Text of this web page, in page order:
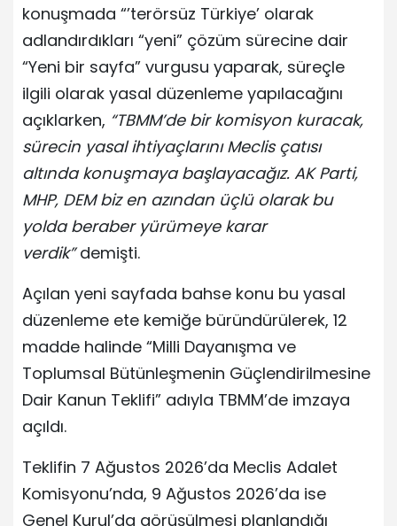
konuşmada “’terörsüz Türkiye’ olarak
adlandırdıkları “yeni” çözüm sürecine dair
“Yeni bir sayfa” vurgusu yaparak, süreçle
ilgili olarak yasal düzenleme yapılacağını
açıklarken, “TBMM’de bir komisyon kuracak,
sürecin yasal ihtiyaçlarını Meclis çatısı
altında konuşmaya başlayacağız. AK Parti,
MHP, DEM biz en azından üçlü olarak bu
yolda beraber yürümeye karar
verdik”demişti.
Açılan yeni sayfada bahse konu bu yasal
düzenleme ete kemiğe büründürülerek, 12
madde halinde “Milli Dayanışma ve
Toplumsal Bütünleşmenin Güçlendirilmesine
Dair Kanun Teklifi” adıyla TBMM’de imzaya
açıldı.
Teklifin 7 Ağustos 2026’da Meclis Adalet
Komisyonu’nda, 9 Ağustos 2026’da ise
Genel Kurul’da görüşülmesi planlandığı